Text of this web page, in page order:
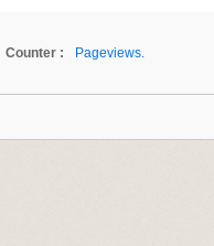
Counter :
Pageviews.